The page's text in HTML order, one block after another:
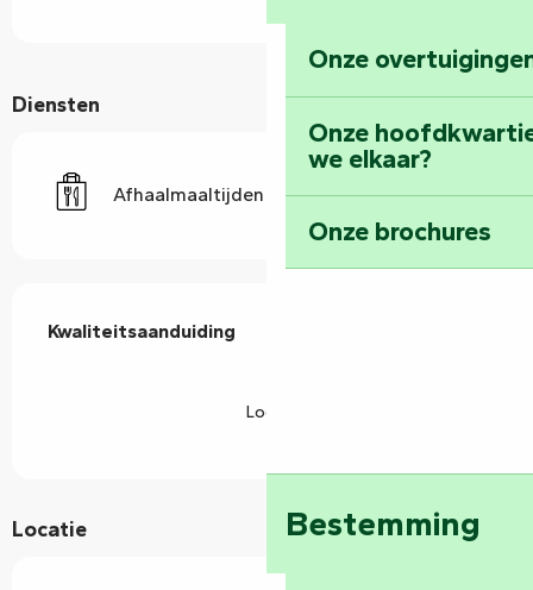
Onze
Onze
we elkaar?
Onze brochures
Bestemming
Diensten
Afhaalmaaltijden
Kwaliteitsaanduiding
Kwaliteitsaanduiding
Logis
Locatie